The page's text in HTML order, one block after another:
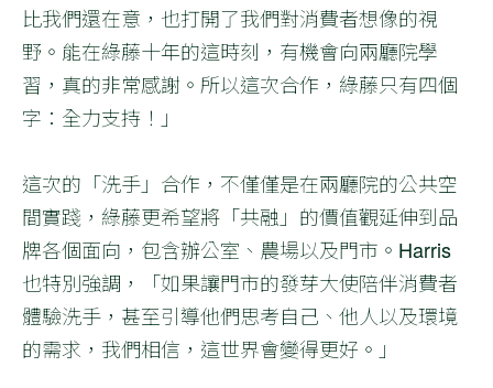
比我們還在意，也打開了我們對消費者想像的視
野。能在綠藤十年的這時刻，有機會向兩廳院學
習，真的非常感謝。所以這次合作，綠藤只有四個
字：全力支持！」
這次的「洗手」合作，不僅僅是在兩廳院的公共空
間實踐，綠藤更希望將「共融」的價值觀延伸到品
牌各個面向，包含辦公室、農場以及門市。Harris
也特別強調，「如果讓門市的發芽大使陪伴消費者
體驗洗手，甚至引導他們思考自己、他人以及環境
的需求，我們相信，這世界會變得更好。」